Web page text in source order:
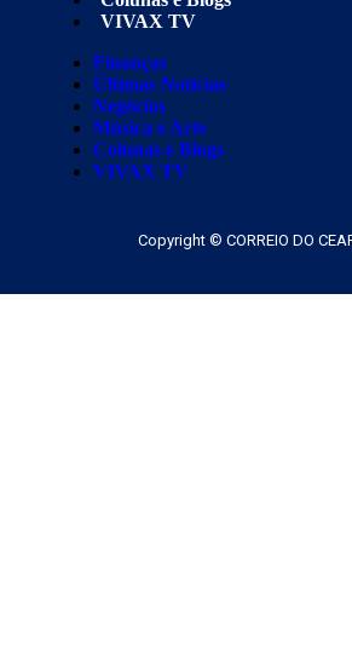
VIVAX TV
Finanças
Últimas Notícias
Negócios
Música e Arte
Colunas e Blogs
VIVAX TV
Copyright © CORREIO DO